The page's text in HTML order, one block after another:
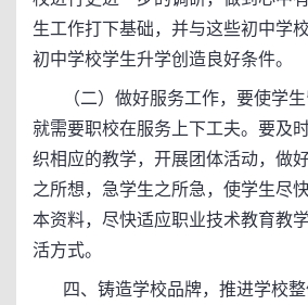
生工作打下基础，并与这些初中学
初中学校学生升学创造良好条件。
（二）做好服务工作，要使学生
就需要职校在服务上下工夫。要及
织相应的教学，开展团体活动，做
之所想，急学生之所急，使学生尽
本资料，尽快适应职业技术教育教
活方式。
四、铸造学校品牌，推进学校整